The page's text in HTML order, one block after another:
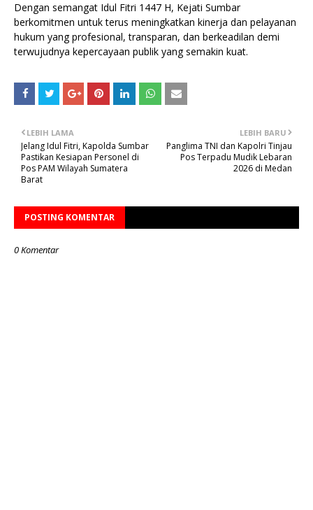
Dengan semangat Idul Fitri 1447 H, Kejati Sumbar
berkomitmen untuk terus meningkatkan kinerja dan pelayanan
hukum yang profesional, transparan, dan berkeadilan demi
terwujudnya kepercayaan publik yang semakin kuat.
LEBIH BARU
Panglima TNI dan Kapolri Tinjau
Pos Terpadu Mudik Lebaran
2026 di Medan
LEBIH LAMA
Jelang Idul Fitri, Kapolda Sumbar
Pastikan Kesiapan Personel di
Pos PAM Wilayah Sumatera
Barat
POSTING KOMENTAR
0 Komentar